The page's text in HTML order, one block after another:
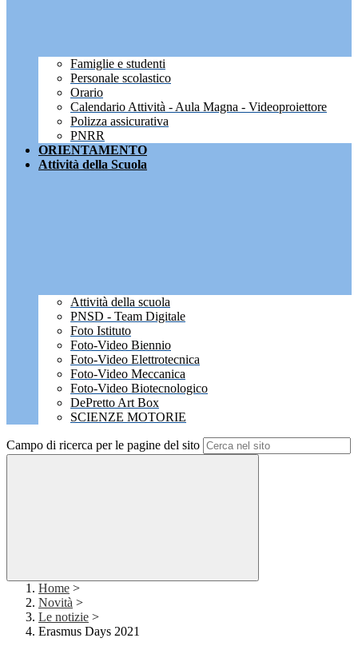
Famiglie e studenti
Personale scolastico
Orario
Calendario Attività - Aula Magna - Videoproiettore
Polizza assicurativa
PNRR
ORIENTAMENTO
Attività della Scuola
Attività della scuola
PNSD - Team Digitale
Foto Istituto
Foto-Video Biennio
Foto-Video Elettrotecnica
Foto-Video Meccanica
Foto-Video Biotecnologico
DePretto Art Box
SCIENZE MOTORIE
Campo di ricerca per le pagine del sito
Home >
Novità >
Le notizie >
Erasmus Days 2021